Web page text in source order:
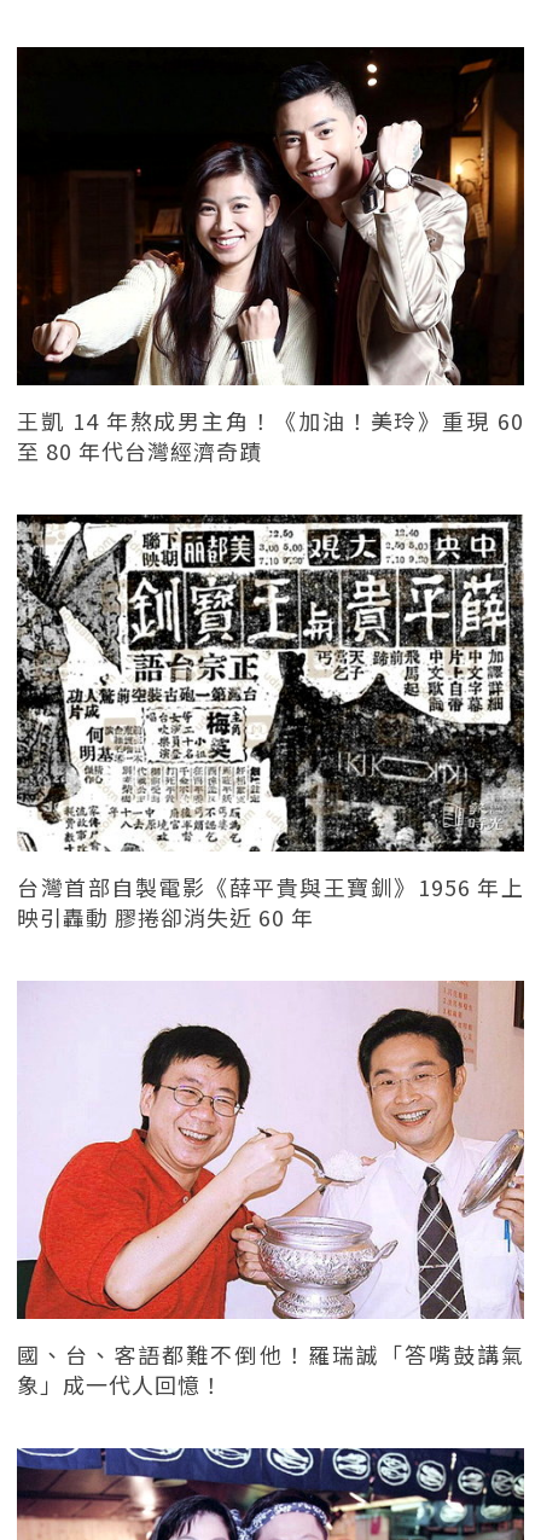
王凱 14 年熬成男主角！《加油！美玲》重現 60
至 80 年代台灣經濟奇蹟
台灣首部自製電影《薛平貴與王寶釧》1956 年上
映引轟動 膠捲卻消失近 60 年
國、台、客語都難不倒他！羅瑞誠「答嘴鼓講氣
象」成一代人回憶！